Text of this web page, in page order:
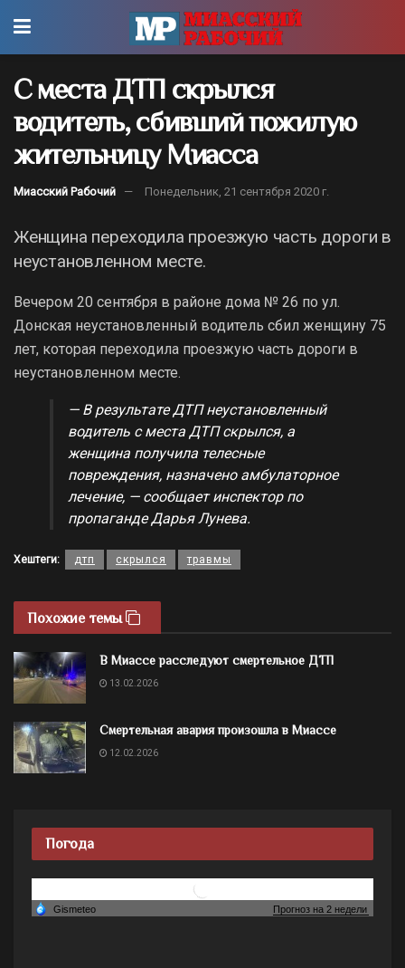
С места ДТП скрылся
водитель, сбивший пожилую
жительницу Миасса
Миасский Рабочий Понедельник, 21 сентября 2020 г.
Женщина переходила проезжую часть дороги в
неустановленном месте.
Вечером 20 сентября в районе дома № 26 по ул.
Донская неустановленный водитель сбил женщину 75
лет, которая переходила проезжую часть дороги в
неустановленном месте.
— В результате ДТП неустановленный
водитель с места ДТП скрылся, а
женщина получила телесные
повреждения, назначено амбулаторное
лечение, — сообщает инспектор по
пропаганде Дарья Лунева.
Хештеги: дтп скрылся травмы
Похожие темы
В Миассе расследуют смертельное ДТП
13.02.2026
Смертельная авария произошла в Миассе
12.02.2026
Погода